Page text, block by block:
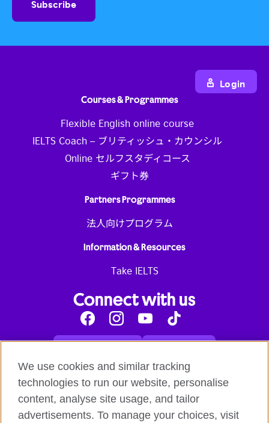
Courses & Programmes
Flexible English online course
IELTS Coach – ブリティッシュ・カウンシル
Online セルフスタディコース
ギフト券
Partners Programmes
法人向けプログラム
Information & Resources
Take IELTS
Login
Connect with us
FacebookInstagramYoutube
Tik
Tok
English online courses:
Terms and Conditions of Use
Student Code of Conduct
Equality, Diversity and Inclusion Statement for
Teaching
Privacy notice
We use cookies and similar tracking
technologies to run our website, personalise
content, analyse site usage, and tailor
advertisements. To manage your choices, visit